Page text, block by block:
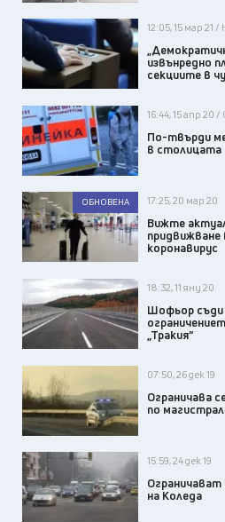
12:05, 15 мар 21
извънредно
секциите в
16:44, 15 апр 20
По-твърди
в столицата
ОБНОВЕНА 17:25, 20 мар 20
Вижте
придвижване
коронавирус
18:32, 11 яну 20
Шофьор съди
„Тракия“
07:50, 26 дек 19
Ограничава
по
15:59, 24 дек 19
на Коледа